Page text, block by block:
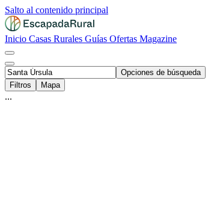
Salto al contenido principal
Inicio Casas Rurales Guías Ofertas Magazine
Opciones de búsqueda
Filtros
Mapa
...